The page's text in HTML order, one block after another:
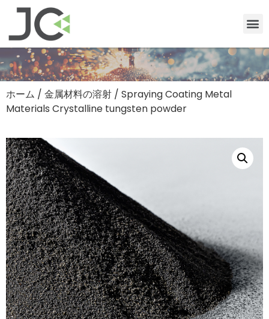
ホーム / 金属材料の溶射 / Spraying Coating Metal
Materials Crystalline tungsten powder